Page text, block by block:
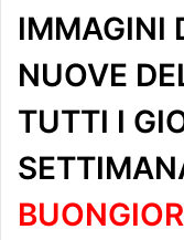
IMMAGINI
NUOVE
TUTTI I